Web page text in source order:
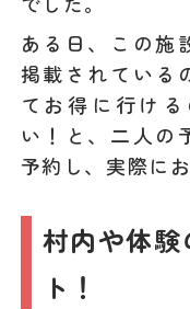
ある日、この施
掲載されている
てお得に行け
い！と、二人の
予約し、実際に
村内や体
ト！